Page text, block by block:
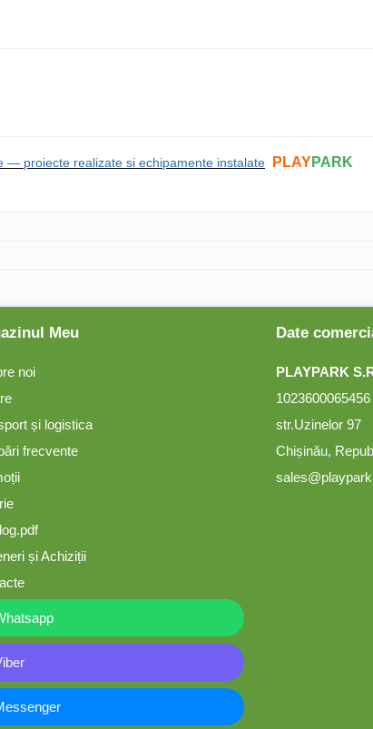
— proiecte realizate si echipamente instalate PLAYPARK
Meu
noi
și logistica
frecvente
și Achiziții
Date
PLAYPARK
1023600065456
str.Uzinelor 97
Chișinău,